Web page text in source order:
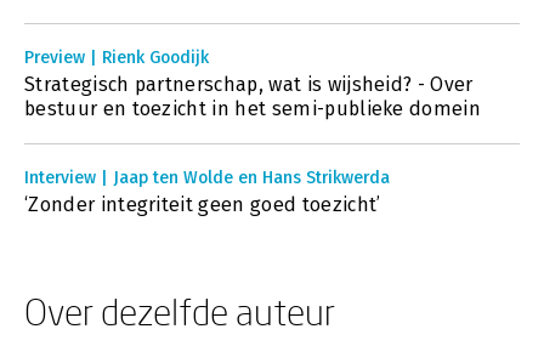
Preview | Rienk Goodijk
Strategisch partnerschap, wat is wijsheid? - Over
bestuur en toezicht in het semi-publieke domein
Interview | Jaap ten Wolde en Hans Strikwerda
‘Zonder integriteit geen goed toezicht’
Over dezelfde auteur